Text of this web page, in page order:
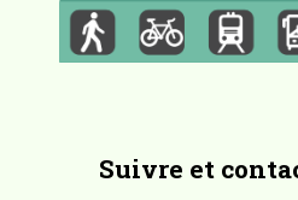
Suivre et